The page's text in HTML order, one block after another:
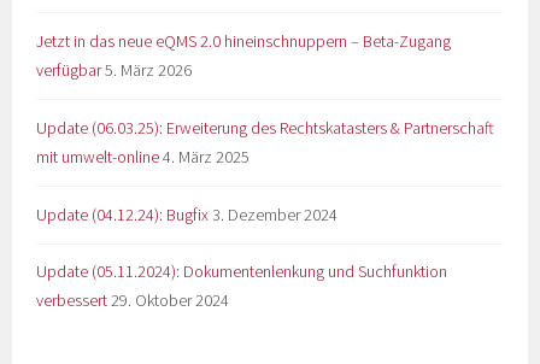
Jetzt in das neue eQMS 2.0 hineinschnuppern – Beta-Zugang
verfügbar5. März 2026
Update (06.03.25): Erweiterung des Rechtskatasters & Partnerschaft
mit umwelt-online4. März 2025
Update (04.12.24): Bugfix 3. Dezember 2024
Update (05.11.2024): Dokumentenlenkung und Suchfunktion
verbessert29. Oktober 2024